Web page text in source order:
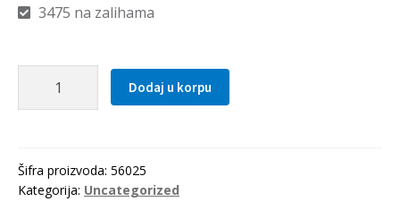
3475 na zalihama
Dodaj u korpu
Šifra proizvoda: 56025
Kategorija: Uncategorized